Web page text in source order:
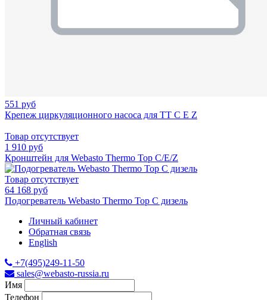
551 руб
Крепеж циркуляционного насоса для TT C E Z
Товар отсутствует
1 910 руб
Кронштейн для Webasto Thermo Top C/E/Z
Товар отсутствует
64 168 руб
Подогреватель Webasto Thermo Top С дизель
Личный кабинет
Обратная связь
English
+7(495)249-11-50
sales@webasto-russia.ru
Имя
Телефон